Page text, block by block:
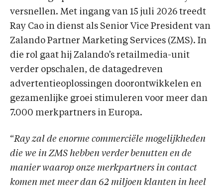
versnellen. Met ingang van 15 juli 2026 treedt
Ray Cao in dienst als Senior Vice President van
Zalando Partner Marketing Services (ZMS). In
die rol gaat hij Zalando’s retailmedia-unit
verder opschalen, de datagedreven
advertentieoplossingen doorontwikkelen en
gezamenlijke groei stimuleren voor meer dan
7.000 merkpartners in Europa.
“Ray zal de enorme commerciële mogelijkheden
die we in ZMS hebben verder benutten en de
manier waarop onze merkpartners in contact
komen met meer dan 62 miljoen klanten in heel